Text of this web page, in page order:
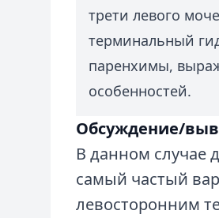
трети левого
терминальный
паренхимы,
особенностей.
Обсуждение/
В данном случае
самый частый
левосторонним